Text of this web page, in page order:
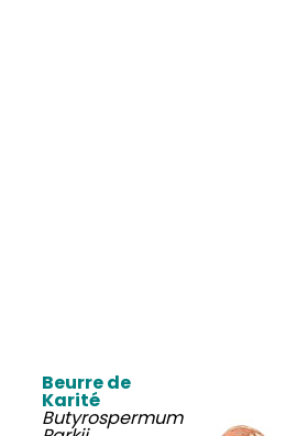
Beurre de
Karité
Butyrospermum